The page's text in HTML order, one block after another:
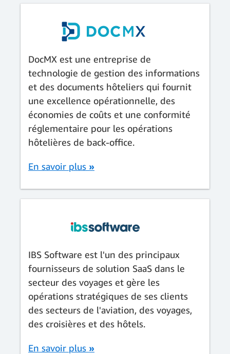
DocMX est une entreprise de
technologie de gestion des informations
et des documents hôteliers qui fournit
une excellence opérationnelle, des
économies de coûts et une conformité
réglementaire pour les opérations
hôtelières de back-office.
En savoir plus »
IBS Software est l'un des principaux
fournisseurs de solution SaaS dans le
secteur des voyages et gère les
opérations stratégiques de ses clients
des secteurs de l'aviation, des voyages,
des croisières et des hôtels.
En savoir plus »